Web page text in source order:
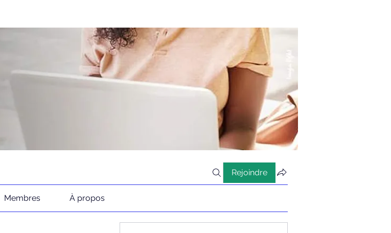
Rejoindre
Membres À propos